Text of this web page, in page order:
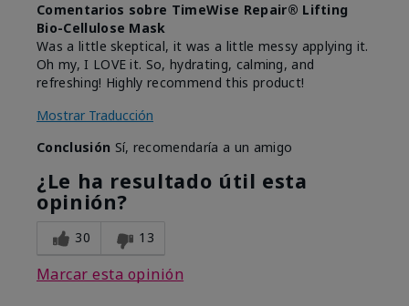
Comentarios sobre TimeWise Repair® Lifting
Bio-Cellulose Mask
Was a little skeptical, it was a little messy applying it.
Oh my, I LOVE it. So, hydrating, calming, and
refreshing! Highly recommend this product!
Mostrar Traducción
Conclusión Sí, recomendaría a un amigo
¿Le ha resultado útil esta
opinión?
30 13
Marcar esta opinión